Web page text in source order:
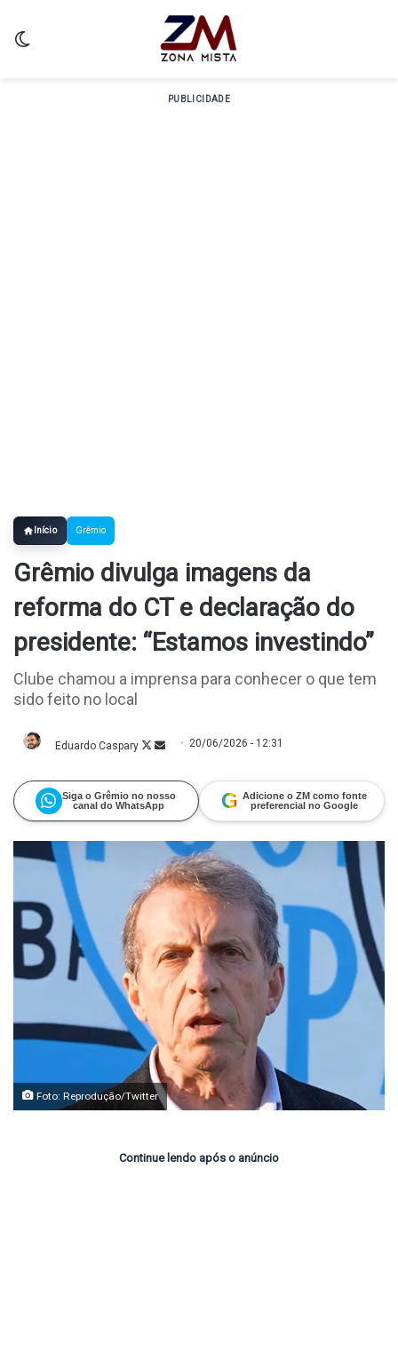
PUBLICIDADE
Início Grêmio
Grêmio divulga imagens da
reforma do CT e declaração do
presidente: “Estamos investindo”
Clube chamou a imprensa para conhecer o que tem
sido feito no local
Eduardo Caspary FollowMande
20/06/2026 - 12:31
Siga o Grêmio no nosso
canal do WhatsApp
G Adicione o ZM como fonte
preferencial no Google
Foto: Reprodução/Twitter
Continue lendo após o anúncio